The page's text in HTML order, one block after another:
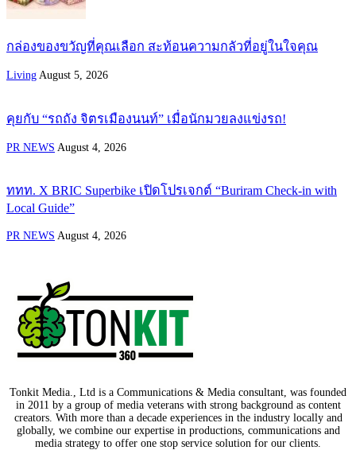
กล่องของขวัญที่คุณเลือก สะท้อนความกลัวที่อยู่ในใจคุณ
Living August 5, 2026
คุยกับ “รถถัง จิตรเมืองนนท์” เมื่อนักมวยลงแข่งรถ!
PR NEWS August 4, 2026
ททท. X BRIC Superbike เปิดโปรเจกต์ “Buriram Check-in with
Local Guide”
PR NEWS August 4, 2026
Tonkit Media., Ltd is a Communications & Media consultant, was founded
in 2011 by a group of media veterans with strong background as content
creators. With more than a decade experiences in the industry locally and
globally, we combine our expertise in productions, communications and
media strategy to offer one stop service solution for our clients.